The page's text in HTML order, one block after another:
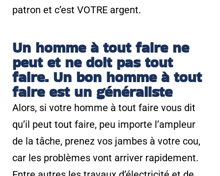
patron et c’est VOTRE argent.
Un homme à tout faire ne
peut et ne doit pas tout
faire. Un bon homme à tout
faire est un généraliste
Alors, si votre homme à tout faire vous dit
qu’il peut tout faire, peu importe l’ampleur
de la tâche, prenez vos jambes à votre cou,
car les problèmes vont arriver rapidement.